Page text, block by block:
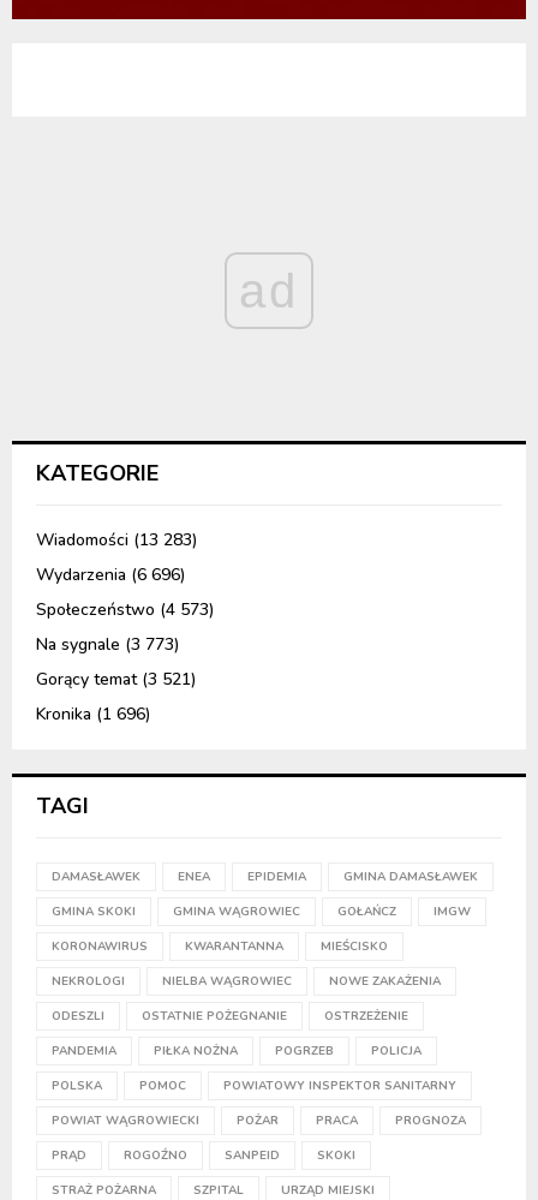
ad
KATEGORIE
Wiadomości (13 283)
Wydarzenia (6 696)
Społeczeństwo (4 573)
Na sygnale (3 773)
Gorący temat(3 521)
Kronika (1 696)
TAGI
DAMASŁAWEK ENEA EPIDEMIA GMINA DAMASŁAWEK
GMINA SKOKI GMINA WĄGROWIEC GOŁAŃCZ IMGW
KORONAWIRUS KWARANTANNA MIEŚCISKO
NEKROLOGI NIELBA WĄGROWIEC NOWE ZAKAŻENIA
ODESZLI OSTATNIE POŻEGNANIE OSTRZEŻENIE
PANDEMIA PIŁKA NOŻNA POGRZEB POLICJA
POLSKA POMOC POWIATOWY INSPEKTOR SANITARNY
POWIAT WĄGROWIECKI POŻAR PRACA PROGNOZA
PRĄD ROGOŹNO SANPEID SKOKI
STRAŻ POŻARNA SZPITAL URZĄD MIEJSKI